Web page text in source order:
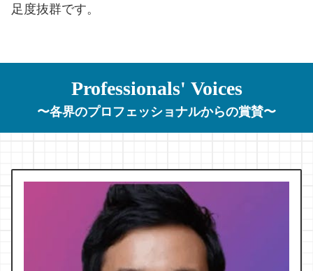
足度抜群です。
Professionals' Voices
〜各界のプロフェッショナルからの賞賛〜